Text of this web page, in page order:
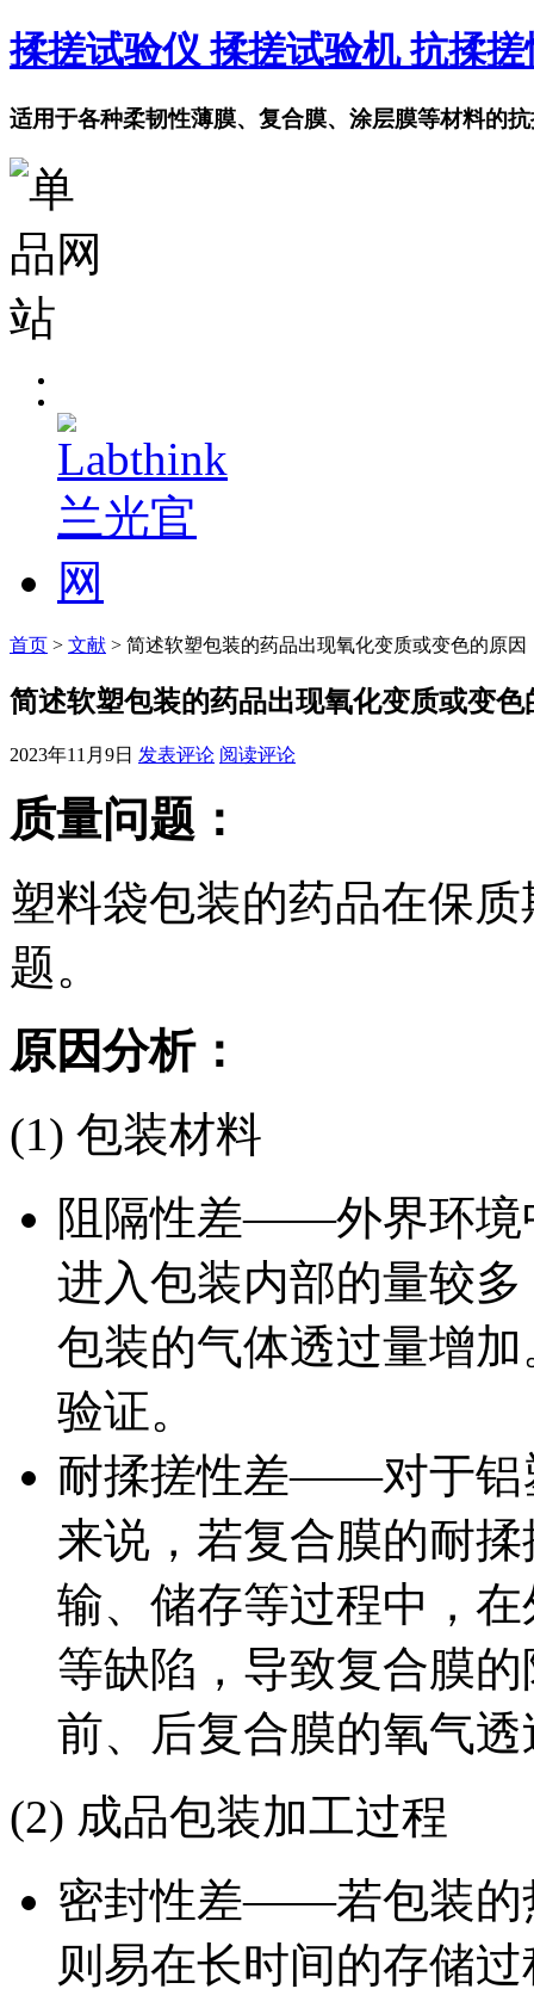
揉搓试验仪 揉搓试验机 抗揉
适用于各种柔韧性薄膜、复合膜、涂层膜等材料的
首页 > 文献 > 简述软塑包装的药品出现氧化变质或变色的原因
简述软塑包装的药品出现氧化变质或变色
2023年11月9日 发表评论 阅读评论
质量问题：
塑料袋包装的药品在保
题。
原因分析：
(1) 包装材料
阻隔性差——外界环境
进入包装内部的量较
包装的气体透过量增
验证。
耐揉搓性差——对于铝
来说，若复合膜的耐
输、储存等过程中，
等缺陷，导致复合膜
前、后复合膜的氧气
(2) 成品包装加工过程
密封性差——若包装的
则易在长时间的存储